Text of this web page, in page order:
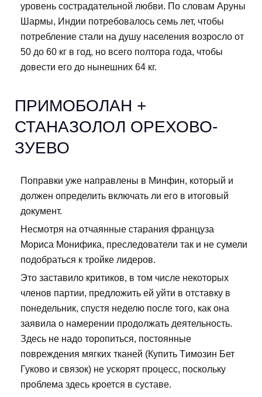
уровень сострадательной любви. По словам Аруны
Шармы, Индии потребовалось семь лет, чтобы
потребление стали на душу населения возросло от
50 до 60 кг в год, но всего полтора года, чтобы
довести его до нынешних 64 кг.
ПРИМОБОЛАН +
СТАНАЗОЛОЛ ОРЕХОВО-
ЗУЕВО
Поправки уже направлены в Минфин, который и
должен определить включать ли его в итоговый
документ.
Несмотря на отчаянные старания француза
Мориса Монифика, преследователи так и не сумели
подобраться к тройке лидеров.
Это заставило критиков, в том числе некоторых
членов партии, предложить ей уйти в отставку в
понедельник, спустя неделю после того, как она
заявила о намерении продолжать деятельность.
Здесь не надо торопиться, постоянные
повреждения мягких тканей (Купить Tимозин Бет
Гуково и связок) не ускорят процесс, поскольку
проблема здесь кроется в суставе.